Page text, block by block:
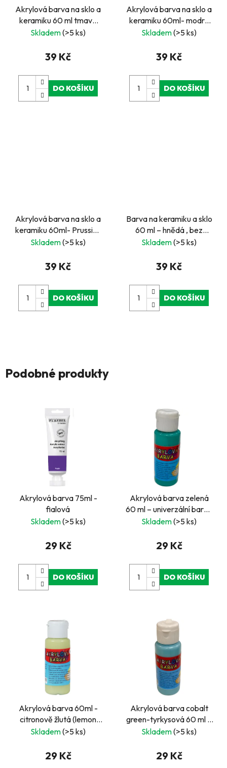
Akrylová barva na sklo a
keramiku 60 ml tmavě
modrá – Voděodolná bez
Skladem(>5 ks)
39 Kč
DO KOŠÍKU
Akrylová barva na sklo a
keramiku 60ml- modrá
světlá
Skladem(>5 ks)
39 Kč
DO KOŠÍKU
Akrylová barva na sklo a
keramiku 60ml- Prussian
blue, pruská modř
Skladem(>5 ks)
39 Kč
DO KOŠÍKU
Barva na keramiku a sklo
60 ml – hnědá , bez
zapékání
Skladem(>5 ks)
39 Kč
DO KOŠÍKU
Podobné produkty
Akrylová barva 75ml -
fialová
Skladem(>5 ks)
29 Kč
DO KOŠÍKU
Akrylová barva zelená
60 ml – univerzální barva
na papír, dřevo i plátno
Skladem(>5 ks)
29 Kč
DO KOŠÍKU
Akrylová barva 60ml -
citronově žlutá (lemon
yellow)
Skladem(>5 ks)
29 Kč
Akrylová barva cobalt
green-tyrkysová 60 ml –
univerzální barva na
Skladem(>5 ks)
29 Kč